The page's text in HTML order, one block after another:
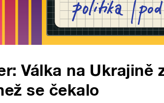
Válka na Ukrajině
se čekalo